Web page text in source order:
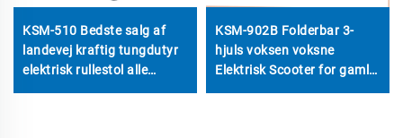
KSM-510 Bedste salg af
landevej kraftig tungdutyr
elektrisk rullestol alle
KSM-902B Folderbar 3-
hjuls voksen voksne
Elektrisk Scooter for gamle